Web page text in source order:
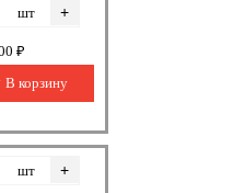
шт +
₽
В корзину
шт +